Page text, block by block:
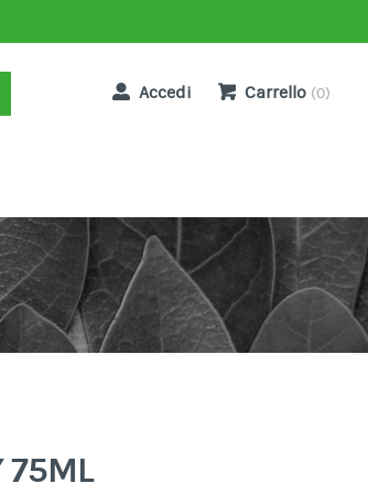
Accedi Carrello (0)
75ML